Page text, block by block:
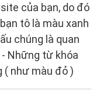
của bạn, do đó
tô là màu xanh
chúng là quan
Những từ khóa
( như màu đỏ )